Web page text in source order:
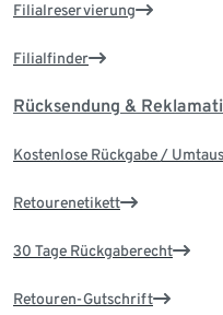
Filialreservierung
Filialfinder
Rücksendung &
Kostenlose Rückgabe /
Retourenetikett
30 Tage Rückgaberecht
Retouren-Gutschrift